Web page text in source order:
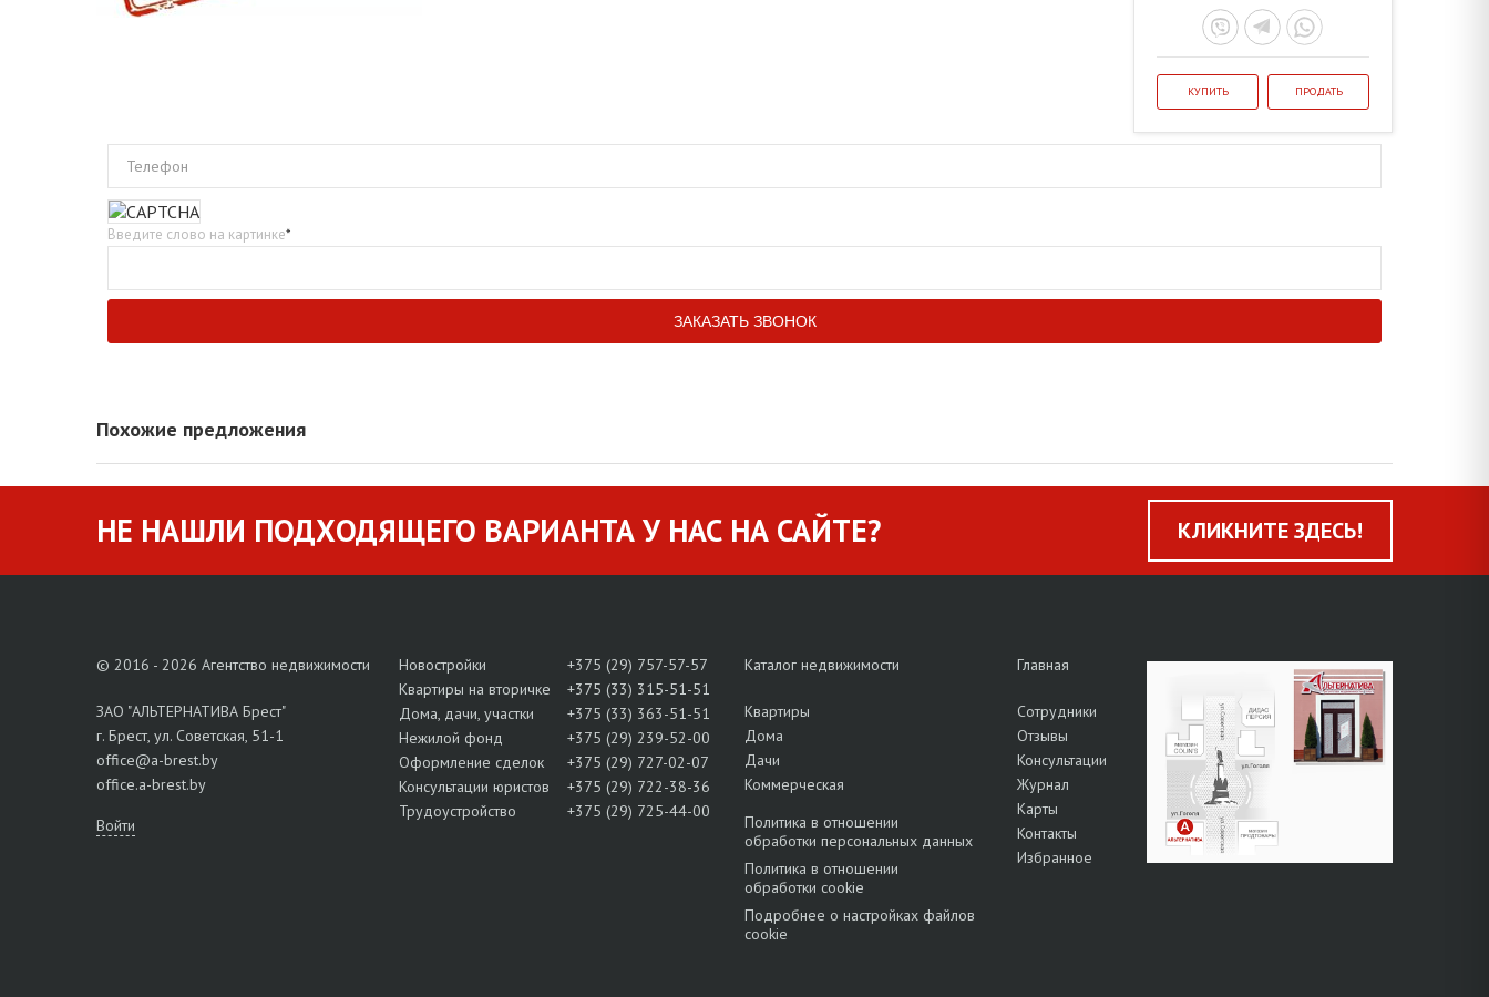
КУПИТЬ ПРОДАТЬ
Телефон
Введите слово на картинке*
Похожие предложения
НЕ НАШЛИ ПОДХОДЯЩЕГО ВАРИАНТА У НАС НА САЙТЕ? КЛИКНИТЕ ЗДЕСЬ!
© 2016 - 2026 Агентство недвижимости
ЗАО "АЛЬТЕРНАТИВА Брест"
г. Брест, ул. Советская, 51-1
office@a-brest.by
office.a-brest.by
Войти
Новостройки
+375 (29) 757-57-57
Квартиры на вторичке
+375 (33) 315-51-51
Дома, дачи, участки
+375 (33) 363-51-51
Нежилой фонд
+375 (29) 239-52-00
Оформление сделок
+375 (29) 727-02-07
Консультации юристов
+375 (29) 722-38-36
Трудоустройство
+375 (29) 725-44-00
Каталог недвижимости
Квартиры
Дома
Дачи
Коммерческая
Политика в отношении
обработки персональных данных
Политика в отношении
обработки cookie
Подробнее о настройках файлов
cookie
Главная
Сотрудники
Отзывы
Консультации
Журнал
Карты
Контакты
Избранное